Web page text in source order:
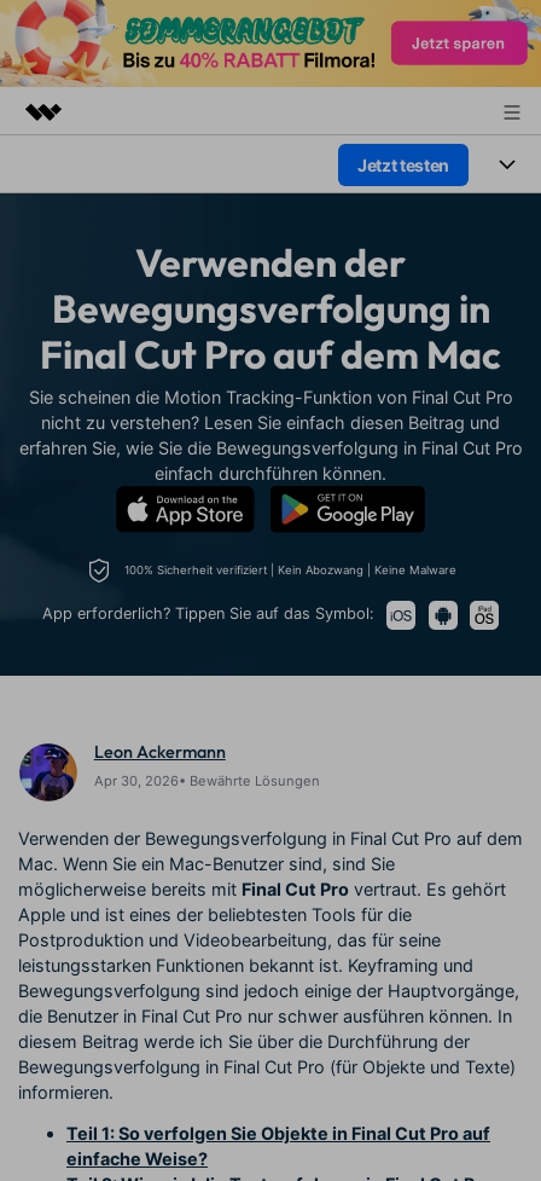
Dienstprogramme
Lösungen
Presseraum
Shop
Jetzt testen
Funktionen
Video/Foto
Audio
Text
Lösungen
Wer
Video-Lösungen
Ressourcen
Video-Prompts
Über 100 heiße Video-
Prompts – schnell ähnliche
Videos erstellen
Meisterkurs
Beherrschen Sie
fortgeschrittene
Videobearbeitungsfähigkeiten
Kickstart Bootcamp
Videobearbeitungs-
Fähigkeiten mit Filmora
DIY-Spezialeffekte
Creator
Monetarisierungs-
Programm
Monetarisieren Sie
Ihren Einfluss mit Filmora
Freunde-werben-
Programm
An Freunde empfehlen,
Belohnungen erhalten
Blog
Erste Schritte
Kunden-Support
Bewertungen
Kunden-Geschichten
Erfahren Sie, wie unsere
Schalten Sie Partnerschaften
auf Unternehmensebene frei
KAUFEN Anmelden
Verwenden der
Bewegungsverfolgung in
Final Cut Pro auf dem Mac
Sie scheinen die Motion Tracking-Funktion von Final Cut Pro
nicht zu verstehen? Lesen Sie einfach diesen Beitrag und
erfahren Sie, wie Sie die Bewegungsverfolgung in Final Cut Pro
einfach durchführen können.
100% Sicherheit verifiziert | Kein Abozwang | Keine Malware
App erforderlich? Tippen Sie auf das Symbol:
Leon Ackermann
Apr 30, 2026• Bewährte Lösungen
Verwenden der Bewegungsverfolgung in Final Cut Pro auf dem
Mac. Wenn Sie ein Mac-Benutzer sind, sind Sie
möglicherweise bereits mit Final Cut Pro vertraut. Es gehört
Apple und ist eines der beliebtesten Tools für die
Postproduktion und Videobearbeitung, das für seine
leistungsstarken Funktionen bekannt ist. Keyframing und
Bewegungsverfolgung sind jedoch einige der Hauptvorgänge,
die Benutzer in Final Cut Pro nur schwer ausführen können. In
diesem Beitrag werde ich Sie über die Durchführung der
Bewegungsverfolgung in Final Cut Pro (für Objekte und Texte)
informieren.
Teil 1: So verfolgen Sie Objekte in Final Cut Pro auf
einfache Weise?